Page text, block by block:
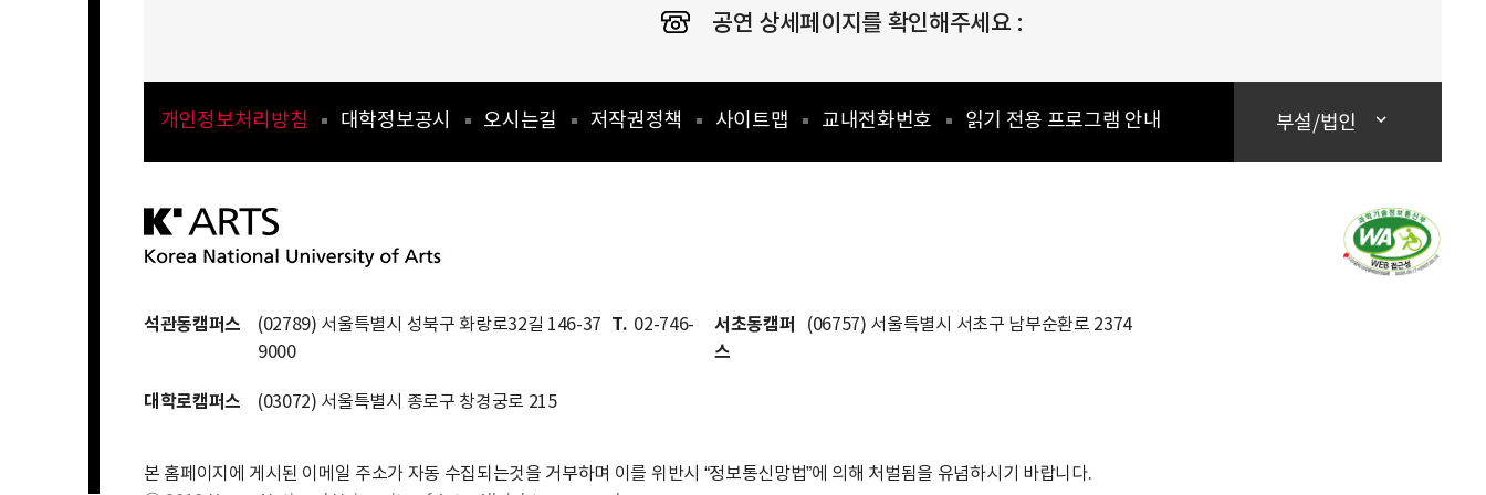
공연 상세페이지를 확인해주세요 :
개인정보처리방침 대학정보공시 오시는길 저작권정책 사이트맵 교내전화번호 읽기 전용 프로그램 안내 부설/법인
석관동캠퍼스 (02789) 서울특별시 성북구 화랑로32길 146-37 T. 02-746-
9000
서초동캠퍼
스
(06757) 서울특별시 서초구 남부순환로 2374
대학로캠퍼스 (03072) 서울특별시 종로구 창경궁로 215
본 홈페이지에 게시된 이메일 주소가 자동 수집되는것을 거부하며 이를 위반시 “정보통신망법”에 의해 처벌됨을 유념하시기 바랍니다.